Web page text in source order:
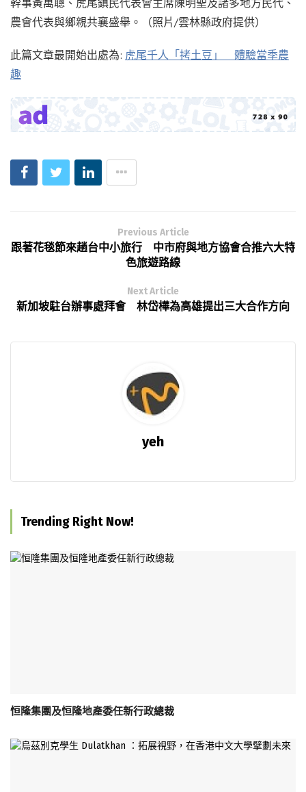
農會代表與鄉親共襄盛舉。（照片/雲林縣政府提供）
此篇文章最開始出處為: 虎尾千人「拷土豆」 體驗當季農
趣
Previous Article
跟著花毯節來趟台中小旅行 中市府與地方協會合推六大特
色旅遊路線
Next Article
新加坡駐台辦事處拜會 林岱樺為高雄提出三大合作方向
yeh
Trending Right Now!
恒隆集團及恒隆地產委任新行政總裁